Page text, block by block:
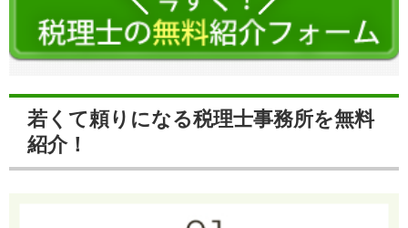
若くて頼りになる税理士事務所を無料
紹介！